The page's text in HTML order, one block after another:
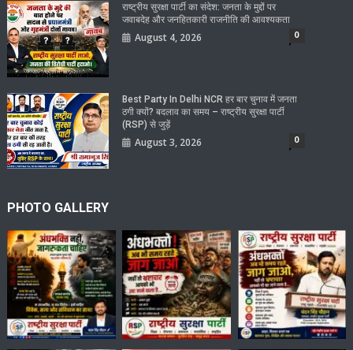
राष्ट्रीय सुरक्षा पार्टी का संदेश: जनता के मुद्दों पर
जवाबदेह और जनहितकारी राजनीति की आवश्यकता
August 4, 2026 0
Best Party In Delhi NCR हर बार चुनाव में जनता
ठगी क्यों? बदलाव का समय – राष्ट्रीय सुरक्षा पार्टी
(RSP) से जुड़ें
August 3, 2026 0
PHOTO GALLERY